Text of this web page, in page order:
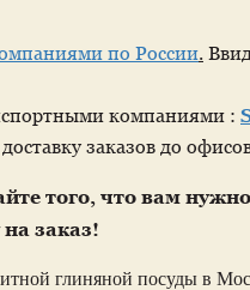
по России
компаниями :
заказов до
того, что вам
заказ!
глиняной посуды в